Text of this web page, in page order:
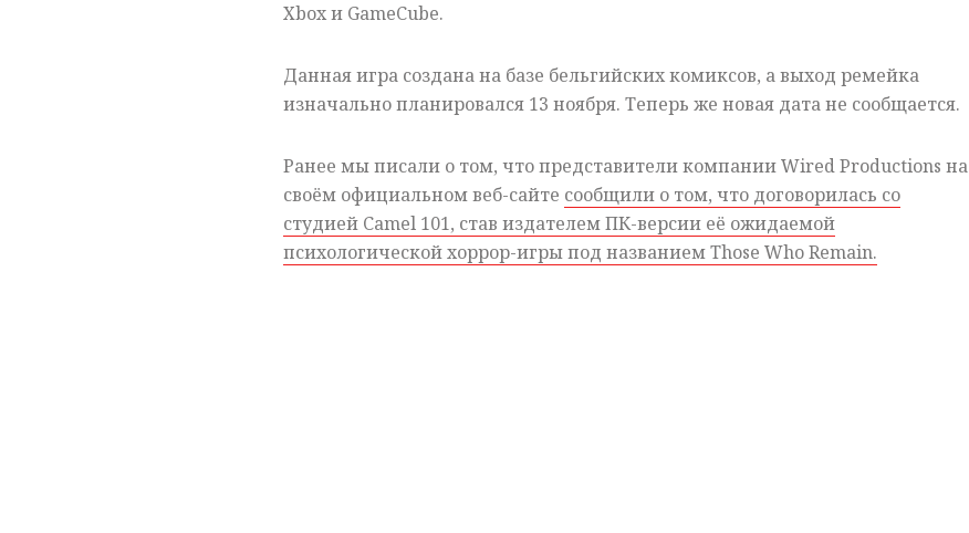
Xbox и GameCube.
Данная игра создана на базе бельгийских комиксов, а выход ремейка
изначально планировался 13 ноября. Теперь же новая дата не сообщается.
Ранее мы писали о том, что представители компании Wired Productions на
своём официальном веб-сайте сообщили о том, что договорилась со
студией Camel 101, став издателем ПК-версии её ожидаемой
психологической хоррор-игры под названием Those Who Remain.